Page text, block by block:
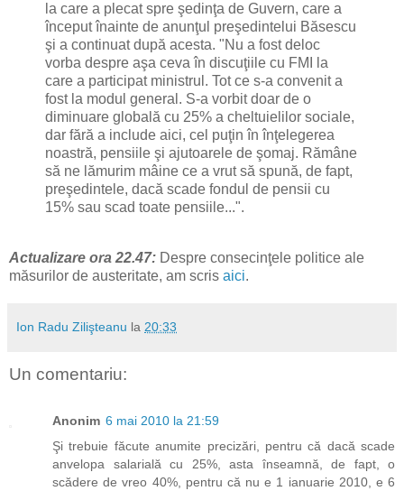
la care a plecat spre şedinţa de Guvern, care a
început înainte de anunţul preşedintelui Băsescu
şi a continuat după acesta. "Nu a fost deloc
vorba despre aşa ceva în discuţiile cu FMI la
care a participat ministrul. Tot ce s-a convenit a
fost la modul general. S-a vorbit doar de o
diminuare globală cu 25% a cheltuielilor sociale,
dar fără a include aici, cel puţin în înţelegerea
noastră, pensiile şi ajutoarele de şomaj. Rămâne
să ne lămurim mâine ce a vrut să spună, de fapt,
preşedintele, dacă scade fondul de pensii cu
15% sau scad toate pensiile...".
Actualizare ora 22.47: Despre consecinţele politice ale
măsurilor de austeritate, am scris aici.
Ion Radu Zilişteanu la 20:33
Un comentariu:
Anonim 6 mai 2010 la 21:59
Şi trebuie făcute anumite precizări, pentru că dacă scade
anvelopa salarială cu 25%, asta înseamnă, de fapt, o
scădere de vreo 40%, pentru că nu e 1 ianuarie 2010, e 6